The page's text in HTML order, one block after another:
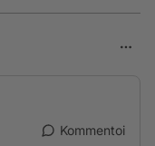
Kommentoi